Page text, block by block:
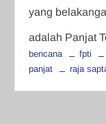
yang
adalah Panjat
bencana fpti
panjat
raja